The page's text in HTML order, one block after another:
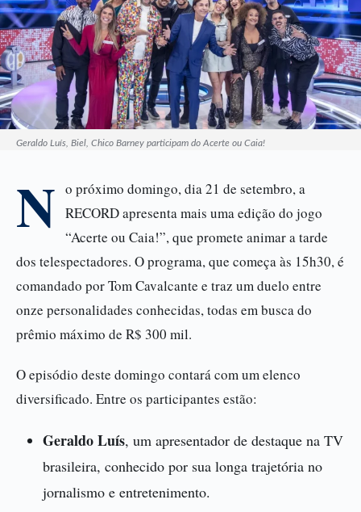
Geraldo Luís, Biel, Chico Barney participam do Acerte ou Caia!
N o próximo domingo, dia 21 de setembro, a
RECORD apresenta mais uma edição do jogo
“Acerte ou Caia!”, que promete animar a tarde
dos telespectadores. O programa, que começa às 15h30, é
comandado por Tom Cavalcante e traz um duelo entre
onze personalidades conhecidas, todas em busca do
prêmio máximo de R$ 300 mil.
O episódio deste domingo contará com um elenco
diversificado. Entre os participantes estão:
Geraldo Luís, um apresentador de destaque na TV
brasileira, conhecido por sua longa trajetória no
jornalismo e entretenimento.